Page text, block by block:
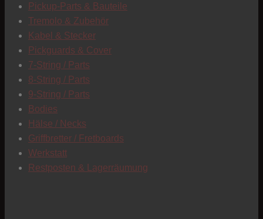
Pickup-Parts & Bauteile
Tremolo & Zubehör
Kabel & Stecker
Pickguards & Cover
7-String / Parts
8-String / Parts
9-String / Parts
Bodies
Hälse / Necks
Griffbretter / Fretboards
Werkstatt
Restposten & Lagerräumung